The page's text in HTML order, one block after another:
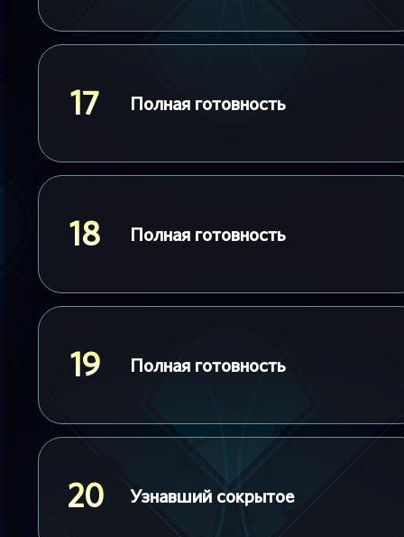
17 Полная готовность
18 Полная готовность
19 Полная готовность
20 Узнавший сокрытое